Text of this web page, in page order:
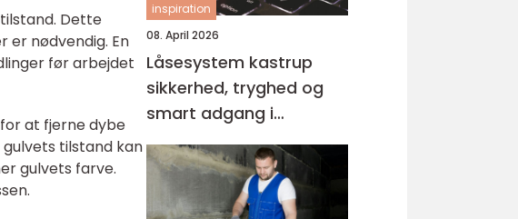
Dette
nødvendig. En
før arbejdet
at fjerne dybe
tilstand kan
gulvets farve.
inspiration
08. April 2026
Låsesystem kastrup
sikkerhed, tryghed og
smart adgang i
hverdagen